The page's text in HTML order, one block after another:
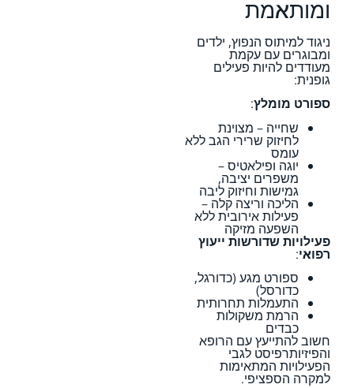
ומותאמת
ניגוד למיתוס הנפוץ, ילדים
ומבוגרים עם עקמת
מעודדים להיות פעילים
גופנית:
ספורט מומלץ:
שחייה – מצוינת
לחיזוק שרירי הגב ללא
עומס
יוגה ופילאטיס –
משפרים יציבה,
גמישות וחיזוק ליבה
הליכה וריצה קלה –
פעילות אירובית ללא
השפעה מזיקה
פעילויות שדורשות ייעוץ
רפואי:
ספורט מגע (כדורגל,
כדורסל)
התעמלות תחרותית
הרמת משקולות
כבדים
חשוב להתייעץ עם הרופא
והפיזיותרפיסט לגבי
הפעילויות המתאימות
למקרה הספציפי.